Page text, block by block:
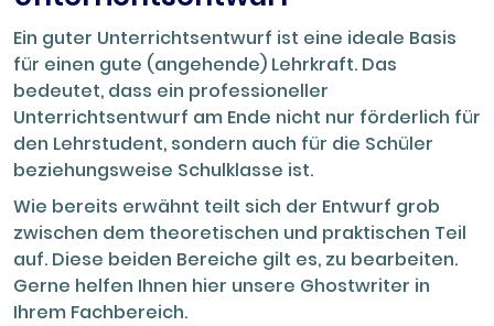
Ein guter Unterrichtsentwurf ist eine ideale Basis
für einen gute (angehende) Lehrkraft. Das
bedeutet, dass ein professioneller
Unterrichtsentwurf am Ende nicht nur förderlich für
den Lehrstudent, sondern auch für die Schüler
beziehungsweise Schulklasse ist.
Wie bereits erwähnt teilt sich der Entwurf grob
zwischen dem theoretischen und praktischen Teil
auf. Diese beiden Bereiche gilt es, zu bearbeiten.
Gerne helfen Ihnen hier unsere Ghostwriter in
Ihrem Fachbereich.